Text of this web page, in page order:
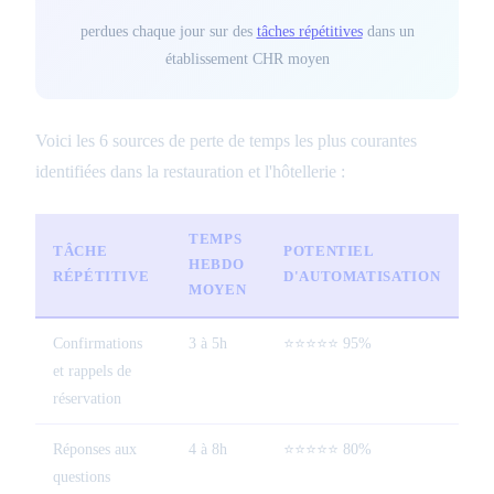
perdues chaque jour sur des tâches répétitivesdans un
établissement CHR moyen
Voici les 6 sources de perte de temps les plus courantes
identifiées dans la restauration et l'hôtellerie :
TÂCHE
RÉPÉTITIVE
TEMPS
HEBDO
MOYEN
POTENTIEL
D'AUTOMATISATION
Confirmations
et rappels de
réservation
3 à 5h ⭐⭐⭐⭐⭐ 95%
Réponses aux
questions
4 à 8h ⭐⭐⭐⭐⭐ 80%